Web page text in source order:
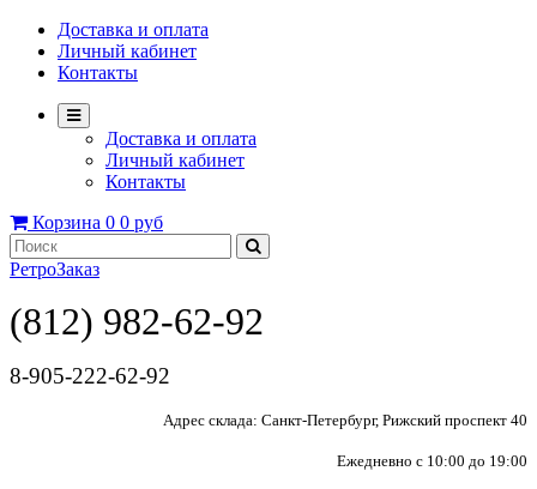
Доставка и оплата
Личный кабинет
Контакты
Доставка и оплата
Личный кабинет
Контакты
Корзина 0 0 руб
РетроЗаказ
(812) 982-62-92
8-905-222-62-92
Адрес склада: Санкт-Петербург, Рижский проспект 40
Ежедневно с 10:00 до 19:00